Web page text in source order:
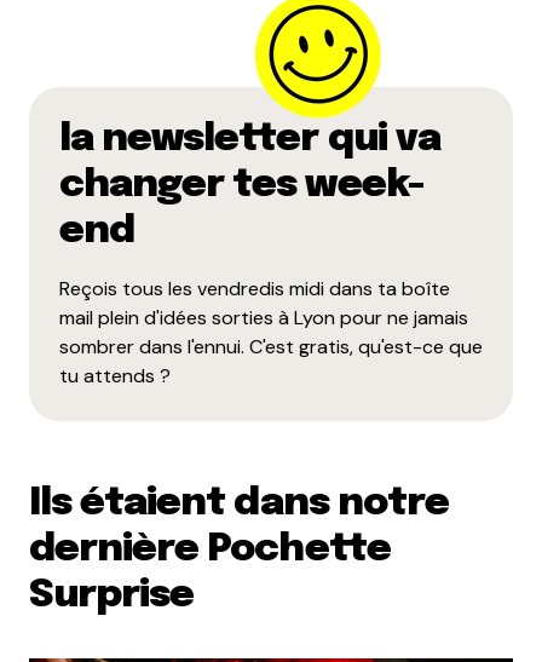
la newsletter qui va
changer tes week-
end
Reçois tous les vendredis midi dans ta boîte
mail plein d'idées sorties à Lyon pour ne jamais
sombrer dans l'ennui. C'est gratis, qu'est-ce que
tu attends ?
Ils étaient dans notre
dernière Pochette
Surprise